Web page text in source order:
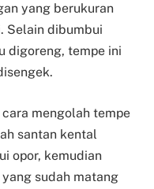
yang berukuran
Selain dibumbui
digoreng, tempe ini
cara mengolah tempe
santan kental
opor, kemudian
sudah matang